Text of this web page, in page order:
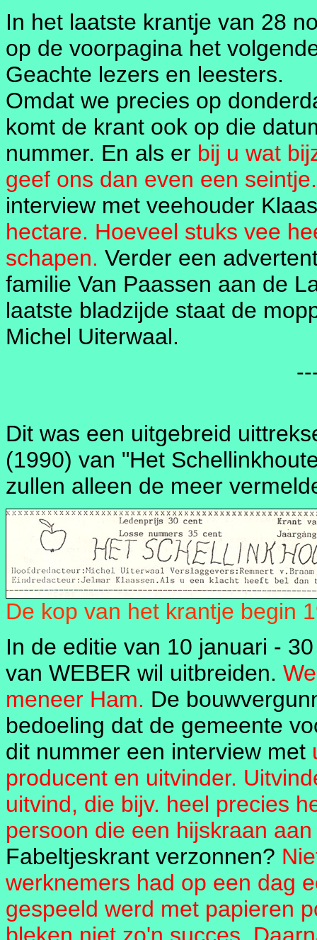
In het laatste krantje van 28
op de voorpagina het
Geachte lezers en leesters.
Omdat we precies op
komt de krant ook op die
nummer. En als er bij u wat
geef ons dan even een seintje.
interview met veehouder
hectare. Hoeveel stuks vee
schapen. Verder een
familie Van Paassen aan de
laatste bladzijde staat de
Michel Uiterwaal.
Dit was een uitgebreid
(1990) van "Het
zullen alleen de meer
De kop van het krantje begin
In de editie van 10 januari -
van WEBER wil uitbreiden.
meneer Ham. De
bedoeling dat de gemeente
dit nummer een interview met
producent en uitvinder.
uitvind, die bijv. heel precies
persoon die een hijskraan
Fabeltjeskrant verzonnen?
werknemers had op een dag
gespeeld werd met papieren